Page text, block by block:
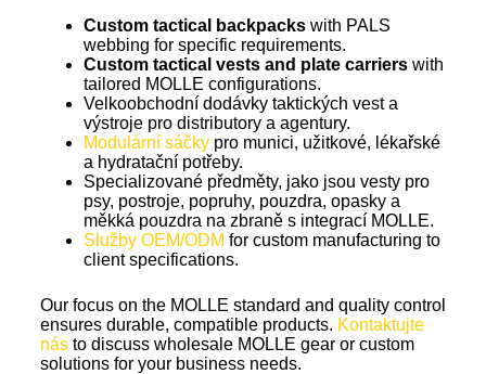
Custom tactical backpackswith PALS
webbing for specific requirements.
Custom tactical vests and plate carriers with
tailored MOLLE configurations.
Velkoobchodní dodávky taktických vest a
výstroje pro distributory a agentury.
Modulární sáčkypro munici, užitkové, lékařské
a hydratační potřeby.
Specializované předměty, jako jsou vesty pro
psy, postroje, popruhy, pouzdra, opasky a
měkká pouzdra na zbraně s integrací MOLLE.
Služby OEM/ODM for custom manufacturing to
client specifications.
Our focus on the MOLLE standard and quality control
ensures durable, compatible products. Kontaktujte
násto discuss wholesale MOLLE gear or custom
solutions for your business needs.